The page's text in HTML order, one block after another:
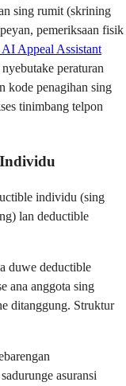
sing rumit (skrining
pemeriksaan fisik
Appeal Assistant
peraturan
kode penagihan sing
tinimbang telpon
individu (sing
lan deductible
duwe deductible
ana anggota sing
ditanggung. Struktur
asuransi